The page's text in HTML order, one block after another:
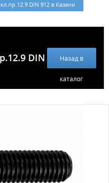
DIN 912 в Казани
DIN
Назад в
каталог